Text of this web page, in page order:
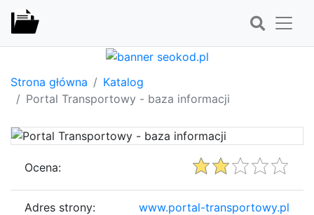
Strona główna
Katalog
Portal Transportowy - baza informacji
Ocena:
Adres strony: www.portal-transportowy.pl